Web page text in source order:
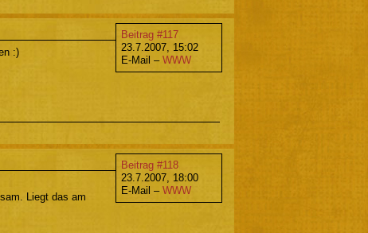
Beitrag #117
23.7.2007, 15:02
E-Mail – WWW
:)
Beitrag #118
23.7.2007, 18:00
E-Mail – WWW
Liegt das am